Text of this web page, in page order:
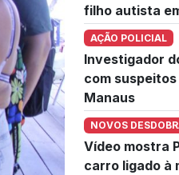
filho autista
AÇÃO POLICIAL
Investigador
com
Manaus
NOVOS
Vídeo mostra
carro ligado à